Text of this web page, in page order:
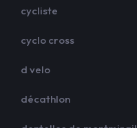
cycliste
cyclo cross
d velo
décathlon